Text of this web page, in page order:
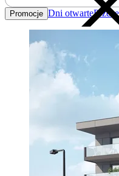
Promocje Dni otwarte